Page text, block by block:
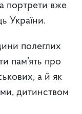
портрети вже
України.
полеглих
пам’ять про
а й як
дитинством